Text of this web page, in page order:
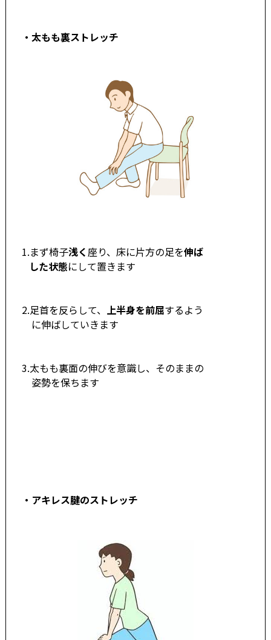
・太もも裏ストレッチ
1.まず椅子浅く 座り、床に片方の足を伸ば
した状態にして置きます
2.足首を反らして、 上半身を前屈するよう
に伸ばしていきます
3.太もも裏面の伸びを意識し、そのままの
姿勢を保ちます
・アキレス腱のストレッチ